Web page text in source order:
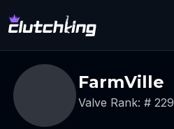
FarmVille
Valve Rank: # 229